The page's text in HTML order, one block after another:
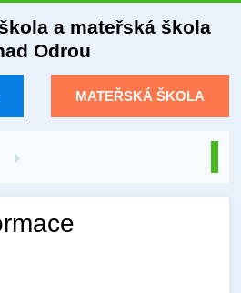
a mateřská škola
Odrou
MATEŘSKÁ ŠKOLA